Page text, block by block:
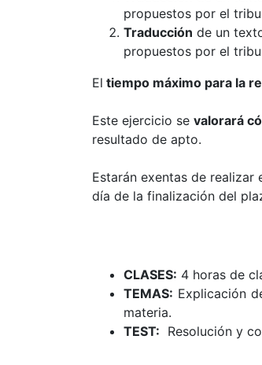
propuestos por el
Traducción de un
propuestos por el
El tiempo máximo para la
Este ejercicio se valorará
resultado de apto.
Estarán exentas de
día de la finalización del
CLASES: 4 horas de
TEMAS: Explicación
materia.
TEST: Resolución y